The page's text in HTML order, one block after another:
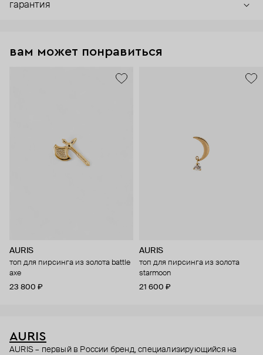
гарантия
вам может понравиться
AURIS
топ для пирсинга из золота battle
axe
23 800 ₽
AURIS
топ для пирсинга из золота
starmoon
21 600 ₽
AURIS
AURIS – первый в России бренд, специализирующийся на